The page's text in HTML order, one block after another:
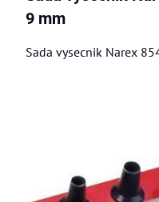
9 mm
Sada vysecnik Narex